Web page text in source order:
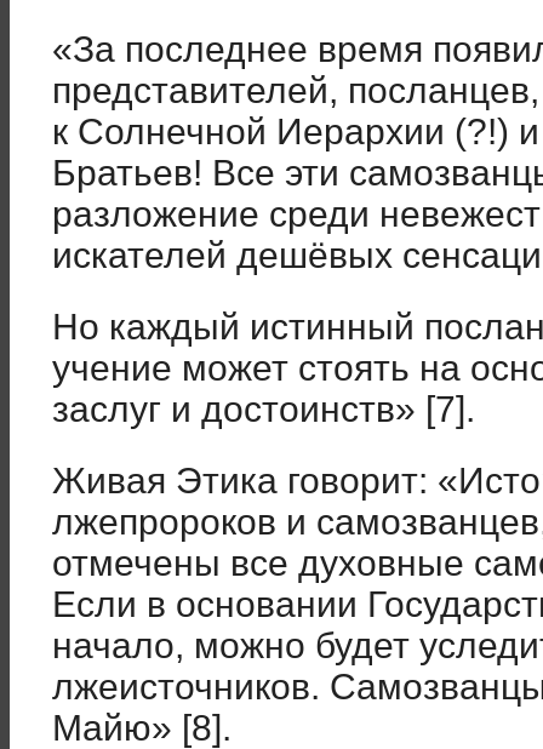
«За последнее время
представителей,
к Солнечной Иерархии (?!)
Братьев! Все эти
разложение среди
искателей дешёвых
Но каждый истинный
учение может стоять на
заслуг и достоинств» [7].
Живая Этика говорит:
лжепророков и
отмечены все духовные
Если в основании
начало, можно будет
лжеисточников.
Майю» [8].